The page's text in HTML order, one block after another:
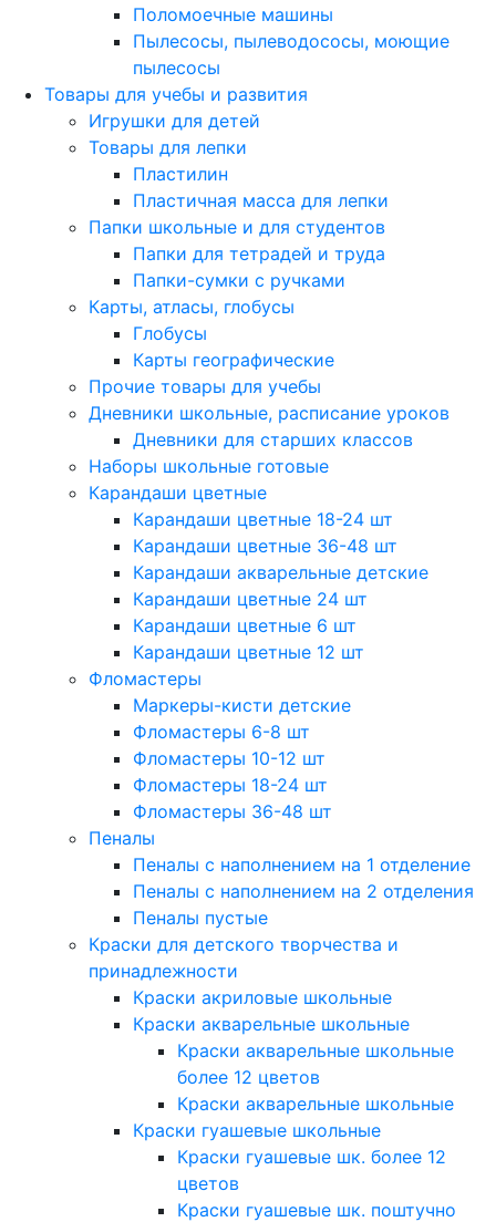
Поломоечные машины
Пылесосы, пылеводососы, моющие
пылесосы
Товары для учебы и развития
Игрушки для детей
Товары для лепки
Пластилин
Пластичная масса для лепки
Папки школьные и для студентов
Папки для тетрадей и труда
Папки-сумки с ручками
Карты, атласы, глобусы
Глобусы
Карты географические
Прочие товары для учебы
Дневники школьные, расписание уроков
Дневники для старших классов
Наборы школьные готовые
Карандаши цветные
Карандаши цветные 18-24 шт
Карандаши цветные 36-48 шт
Карандаши акварельные детские
Карандаши цветные 24 шт
Карандаши цветные 6 шт
Карандаши цветные 12 шт
Фломастеры
Маркеры-кисти детские
Фломастеры 6-8 шт
Фломастеры 10-12 шт
Фломастеры 18-24 шт
Фломастеры 36-48 шт
Пеналы
Пеналы с наполнением на 1 отделение
Пеналы с наполнением на 2 отделения
Пеналы пустые
Краски для детского творчества и
принадлежности
Краски акриловые школьные
Краски акварельные школьные
Краски акварельные школьные
более 12 цветов
Краски акварельные школьные
Краски гуашевые школьные
Краски гуашевые шк. более 12
цветов
Краски гуашевые шк. поштучно